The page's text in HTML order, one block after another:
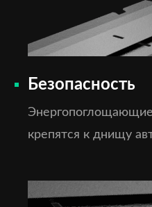
Безопасность
крепятся к днищу